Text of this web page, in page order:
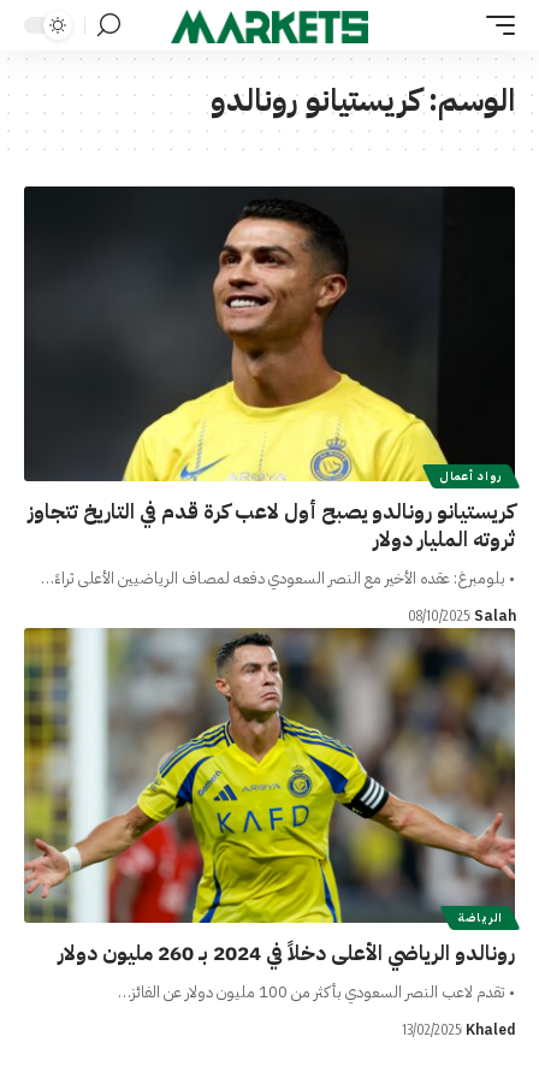
الوسم:كريستيانو رونالدو
رواد أعمال
كريستيانو رونالدو يصبح أول لاعب كرة قدم في التاريخ تتجاوز
ثروته المليار دولار
• بلومبرغ: عقده الأخير مع النصر السعودي دفعه لمصاف الرياضيين الأعلى ثراءً…
Salah
08/10/2025
الرياضة
رونالدو الرياضي الأعلى دخلاً في 2024 بـ 260 مليون دولار
• تقدم لاعب النصر السعودي بأكثر من 100 مليون دولار عن الفائز…
Khaled
13/02/2025